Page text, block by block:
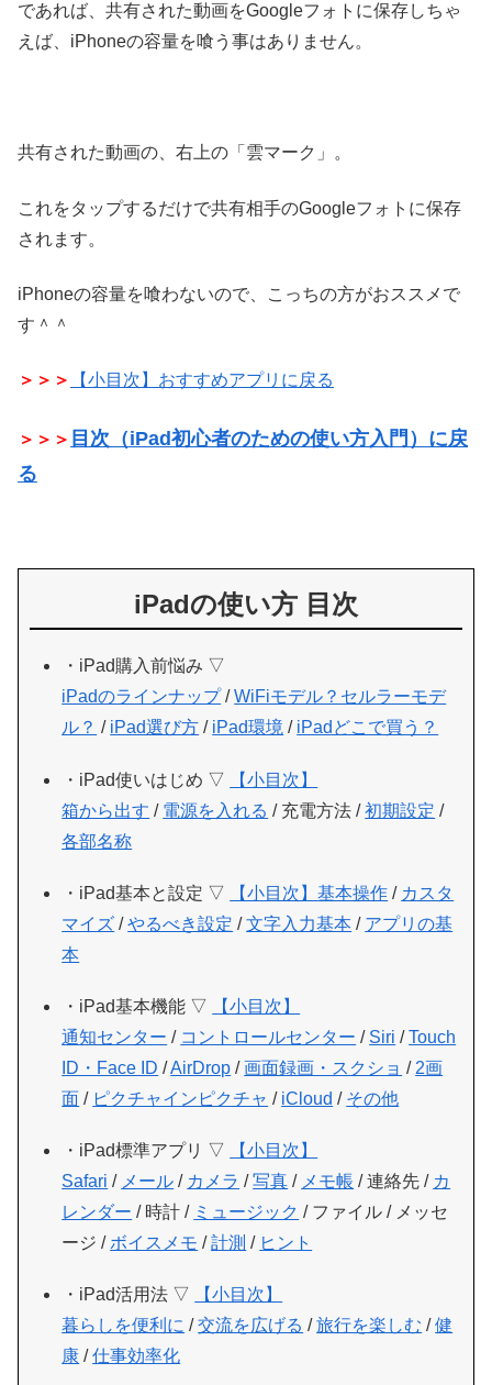
であれば、共有された動画をGoogleフォトに保存しちゃ
えば、iPhoneの容量を喰う事はありません。
共有された動画の、右上の「雲マーク」。
これをタップするだけで共有相手のGoogleフォトに保存
されます。
iPhoneの容量を喰わないので、こっちの方がおススメで
す＾＾
＞＞＞ 【小目次】おすすめアプリに戻る
＞＞＞ 目次（iPad初心者のための使い方入門）に戻
る
iPadの使い方 目次
・iPad購入前悩み ▽
iPadのラインナップ/WiFiモデル？セルラーモデ
ル？ / iPad選び方 / iPad環境 / iPadどこで買う？
・iPad使いはじめ ▽
【小目次】
箱から出す / 電源を入れる / 充電方法 /初期設定 /
各部名称
・iPad基本と設定 ▽ 【小目次】基本操作 / カスタ
マイズ /やるべき設定 /文字入力基本 / アプリの基
本
・iPad基本機能 ▽
【小目次】
通知センター / コントロールセンター / Siri /Touch
ID・Face ID /AirDrop /画面録画・スクショ / 2画
面 / ピクチャインピクチャ / iCloud / その他
・iPad標準アプリ ▽
【小目次】
Safari / メール / カメラ /写真 / メモ帳 / 連絡先 / カ
レンダー / 時計 / ミュージック / ファイル / メッセ
ージ / ボイスメモ /計測 / ヒント
・iPad活用法 ▽
【小目次】
暮らしを便利に /交流を広げる /旅行を楽しむ /健
康 /仕事効率化